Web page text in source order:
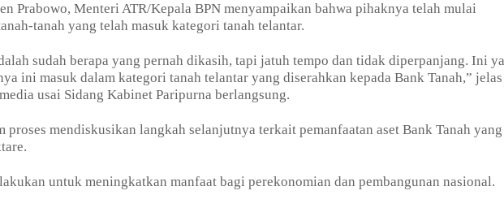
Prabowo, Menteri ATR/Kepala BPN menyampaikan bahwa pihaknya telah mulai
tanah yang telah masuk kategori tanah telantar.
sudah berapa yang pernah dikasih, tapi jatuh tempo dan tidak diperpanjang. Ini
ini masuk dalam kategori tanah telantar yang diserahkan kepada Bank Tanah,” jelas
usai Sidang Kabinet Paripurna berlangsung.
proses mendiskusikan langkah selanjutnya terkait pemanfaatan aset Bank Tanah
untuk meningkatkan manfaat bagi perekonomian dan pembangunan nasional.